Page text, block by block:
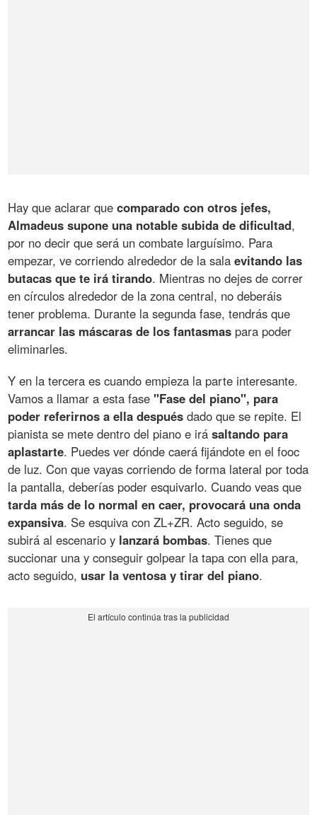
Hay que aclarar quecomparado con otros jefes,
Almadeus supone una notable subida de dificultad,
por no decir que será un combate larguísimo. Para
empezar, ve corriendo alrededor de la salaevitando las
butacas que te irá tirando. Mientras no dejes de correr
en círculos alrededor de la zona central, no deberáis
tener problema. Durante la segunda fase, tendrás que
arrancar las máscaras de los fantasmas para poder
eliminarles.
Y en la tercera es cuando empieza la parte interesante.
Vamos a llamar a esta fase"Fase del piano", para
poder referirnos a ella después dado que se repite. El
pianista se mete dentro del piano e irásaltando para
aplastarte. Puedes ver dónde caerá fijándote en el fooc
de luz. Con que vayas corriendo de forma lateral por toda
la pantalla, deberías poder esquivarlo. Cuando veas que
tarda más de lo normal en caer, provocará una onda
expansiva. Se esquiva con ZL+ZR. Acto seguido, se
subirá al escenario y lanzará bombas. Tienes que
succionar una y conseguir golpear la tapa con ella para,
acto seguido, usar la ventosa y tirar del piano.